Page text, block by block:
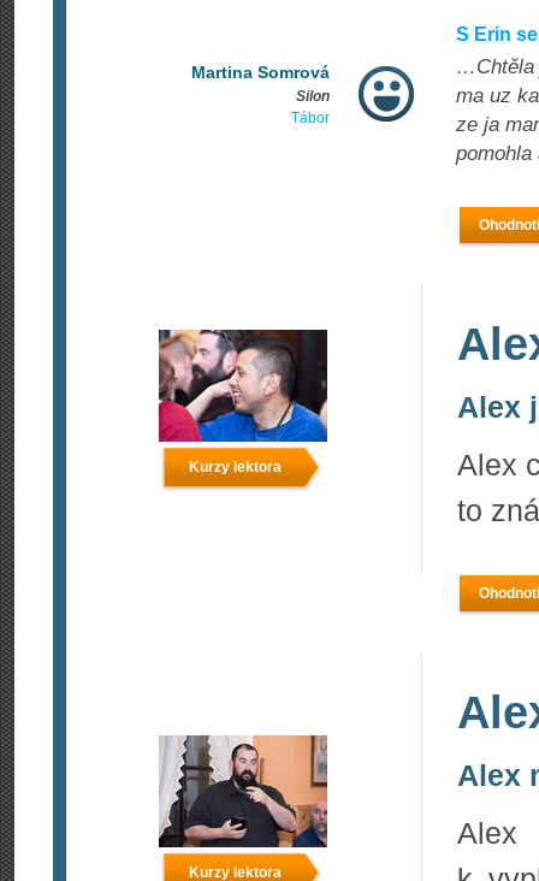
Martina Somrová
Silon
Tábor
S Erin
…Chtěla
ma uz
ze ja
Kurzy lektora
Alex
Alex
to
Kurzy lektora
Alex
Alex